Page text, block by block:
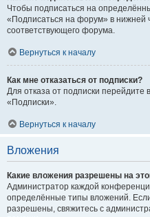
Чтобы подписаться на
«Подписаться на форум» в нижней
соответствующего форума.
Вернуться к началу
Как мне отказаться от подписки?
Для отказа от подписки
«Подписки».
Вернуться к началу
Вложения
Какие вложения разрешены на
Администратор каждой
определённые типы вложений.
разрешены, свяжитесь с